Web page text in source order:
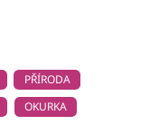
PŘÍRODA
OKURKA